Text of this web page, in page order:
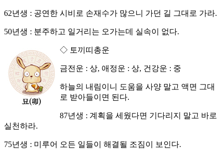
62년생 : 공연한 시비로 손재수가 많으니 가던 길 그대로 가라.
50년생 : 분주하고 일거리는 오가는데 실속이 없다.
◇ 토끼띠총운
금전운 : 상, 애정운 : 상, 건강운 : 중
하늘의 내림이니 도움을 사양 말고 액면 그대
로 받아들이면 된다.
87년생 : 계획을 세웠다면 기다리지 말고 바로
실천하라.
75년생 : 미루어 오든 일들이 해결될 조짐이 보인다.